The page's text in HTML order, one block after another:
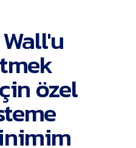
özel